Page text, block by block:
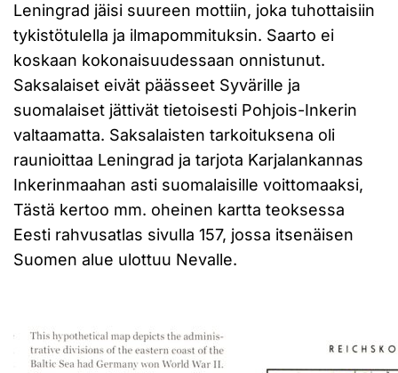
Leningrad jäisi suureen mottiin, joka tuhottaisiin
tykistötulella ja ilmapommituksin. Saarto ei
koskaan kokonaisuudessaan onnistunut.
Saksalaiset eivät päässeet Syvärille ja
suomalaiset jättivät tietoisesti Pohjois-Inkerin
valtaamatta. Saksalaisten tarkoituksena oli
raunioittaa Leningrad ja tarjota Karjalankannas
Inkerinmaahan asti suomalaisille voittomaaksi,
Tästä kertoo mm. oheinen kartta teoksessa
Eesti rahvusatlas sivulla 157, jossa itsenäisen
Suomen alue ulottuu Nevalle.